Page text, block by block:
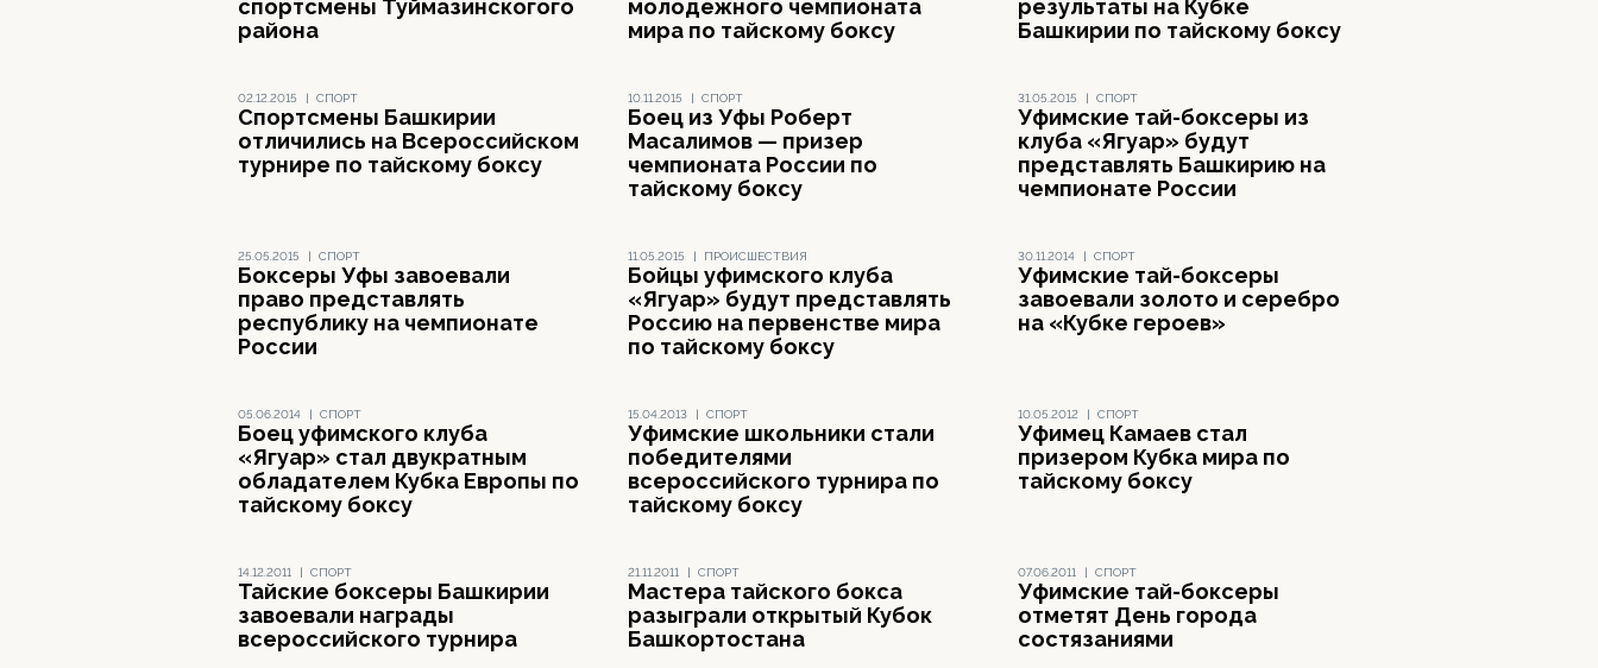
спортсмены Туймазинскогого
района
молодежного чемпионата
мира по тайскому боксу
результаты на Кубке
Башкирии по тайскому боксу
02.12.2015 | СПОРТ
Спортсмены Башкирии
отличились на Всероссийском
турнире по тайскому боксу
10.11.2015 | СПОРТ
Боец из Уфы Роберт
Масалимов — призер
чемпионата России по
тайскому боксу
31.05.2015 | СПОРТ
Уфимские тай-боксеры из
клуба «Ягуар» будут
представлять Башкирию на
чемпионате России
25.05.2015 | СПОРТ
Боксеры Уфы завоевали
право представлять
республику на чемпионате
России
11.05.2015 | ПРОИСШЕСТВИЯ
Бойцы уфимского клуба
«Ягуар» будут представлять
Россию на первенстве мира
по тайскому боксу
30.11.2014 | СПОРТ
Уфимские тай-боксеры
завоевали золото и серебро
на «Кубке героев»
05.06.2014 | СПОРТ
Боец уфимского клуба
«Ягуар» стал двукратным
обладателем Кубка Европы по
тайскому боксу
15.04.2013 | СПОРТ
Уфимские школьники стали
победителями
всероссийского турнира по
тайскому боксу
10.05.2012 | СПОРТ
Уфимец Камаев стал
призером Кубка мира по
тайскому боксу
14.12.2011 | СПОРТ
Тайские боксеры Башкирии
завоевали награды
всероссийского турнира
21.11.2011 | СПОРТ
Мастера тайского бокса
разыграли открытый Кубок
Башкортостана
07.06.2011 | СПОРТ
Уфимские тай-боксеры
отметят День города
состязаниями